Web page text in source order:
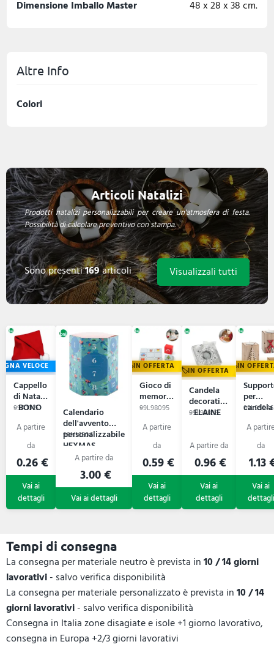
Dimensione Imballo Master
48 x 28 x 38 cm.
Altre Info
Colori
Articoli Natalizi
Prodotti natalizi personalizzabili per creare un'atmosfera di festa.
Possibilità di calcolare preventivo con stampa.
Sono presenti169articoli Visualizzali tutti
VELOCE
Cappello
di Natale
- BONO
99A1015
0.26 €
Calendario
dell'avvento
personalizzabile
HEXMAS
99N16506
3.00 €
IN OFFERTA
Gioco di
memoria
-
99L98095
0.59 €
IN OFFERTA
Candela
decorativa
- ELAINE
99L95836
0.96 €
IN
per
99L95046
1.13
Tempi di consegna
La consegna per materiale neutro è prevista in10 / 14 giorni
lavorativi- salvo verifica disponibilità
La consegna per materiale personalizzato è prevista in10 / 14
giorni lavorativi- salvo verifica disponibilità
Consegna in Italia zone disagiate e isole +1 giorno lavorativo,
consegna in Europa +2/3 giorni lavorativi